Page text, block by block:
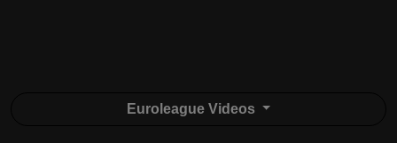
Euroleague Videos